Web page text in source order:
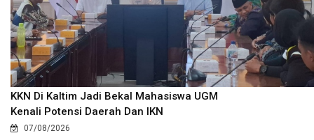
KKN Di Kaltim Jadi Bekal Mahasiswa UGM
Kenali Potensi Daerah Dan IKN
07/08/2026